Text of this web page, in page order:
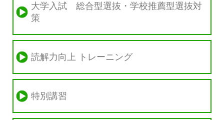
大学入試 総合型選抜・学校推薦型選抜対
策
読解力向上 トレーニング
特別講習